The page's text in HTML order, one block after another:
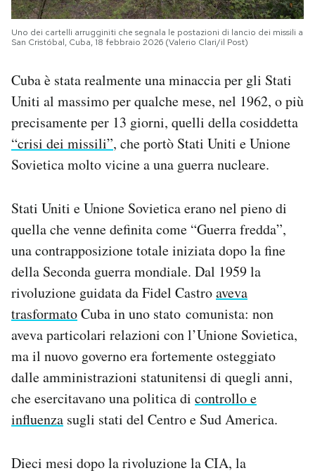
Uno dei cartelli arrugginiti che segnala le postazioni di lancio dei missili a
San Cristóbal, Cuba, 18 febbraio 2026 (Valerio Clari/il Post)
Cuba è stata realmente una minaccia per gli Stati
Uniti al massimo per qualche mese, nel 1962, o più
precisamente per 13 giorni, quelli della cosiddetta
“crisi dei missili”, che portò Stati Uniti e Unione
Sovietica molto vicine a una guerra nucleare.
Stati Uniti e Unione Sovietica erano nel pieno di
quella che venne definita come “Guerra fredda”,
una contrapposizione totale iniziata dopo la fine
della Seconda guerra mondiale. Dal 1959 la
rivoluzione guidata da Fidel Castroaveva
trasformatoCuba in uno stato comunista: non
aveva particolari relazioni con l’Unione Sovietica,
ma il nuovo governo era fortemente osteggiato
dalle amministrazioni statunitensi di quegli anni,
che esercitavano una politica di controllo e
influenza sugli stati del Centro e Sud America.
Dieci mesi dopo la rivoluzione la CIA, la